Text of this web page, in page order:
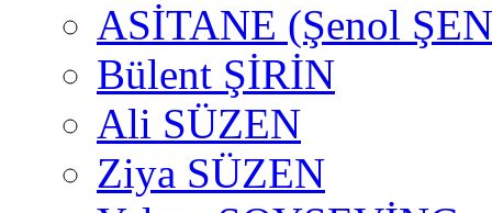
ASİTANE (Şenol
Bülent ŞİRİN
Ali SÜZEN
Ziya SÜZEN